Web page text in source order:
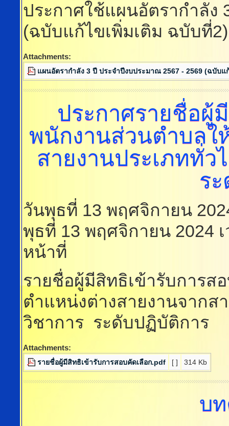
ประกาศใช้แผนอัตรากำลัง
(ฉบับแก้ไขเพิ่มเติม ฉบับที่2)
Attachments:
แผนอัตรากำลัง 3 ปี ประจำปีงบประมาณ 2567 - 2569 (ฉบับแ
ประกาศรายชื่อผู้
พนักงานส่วนตำบลใ
สายงานประเภททั่ว
ร
วันพุธที่ 13 พฤศจิกายน
พุธที่ 13 พฤศจิกายน 2024
หน้าที่
รายชื่อผู้มีสิทธิเข้ารับการส
ตำแหน่งต่างสายงานจากส
วิชาการ ระดับปฏิบัติการ
Attachments:
รายชื่อผู้มีสิทธิเข้ารับการสอบคัดเลือก.pdf [ ] 314 Kb
บ